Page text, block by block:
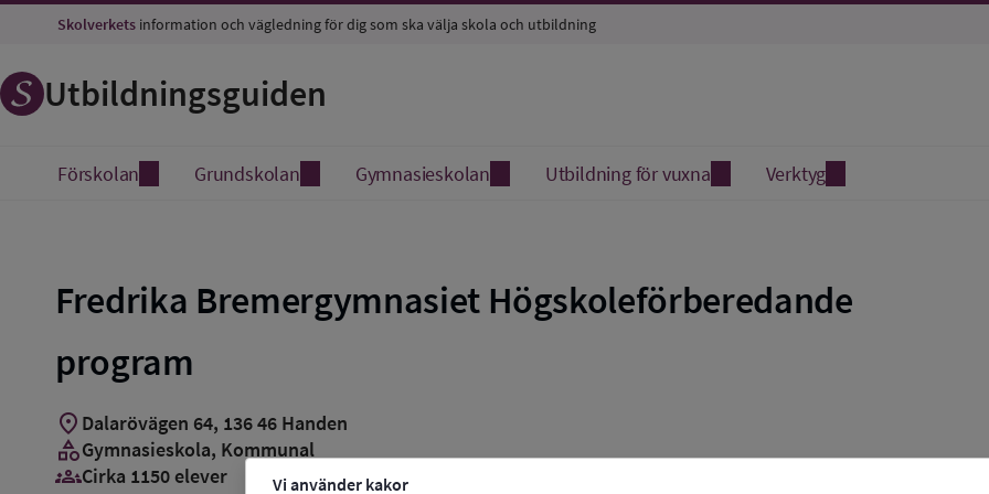
Vi använder kakor
Skolverkets information och vägledning för dig som ska välja skola och utbildning
Utbildningsguiden
Förskolan Grundskolan Gymnasieskolan Utbildning för vuxna Verktyg
Fredrika Bremergymnasiet Högskoleförberedande
program
location_on Dalarövägen 64, 13646 Handen
categoryGymnasieskola, Kommunal
groups_3Cirka 1150 elever